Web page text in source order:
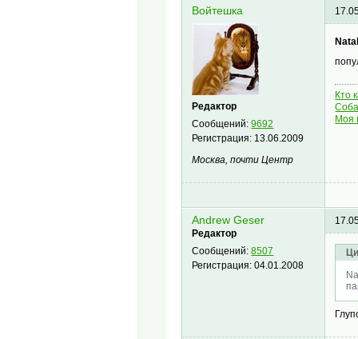
Войтешка
Редактор
Сообщений:9692
Регистрация: 13.06.2009
Москва, почти Центр
Кто
Моя
Andrew Geser
Редактор
Сообщений:8507
Регистрация:04.01.2008